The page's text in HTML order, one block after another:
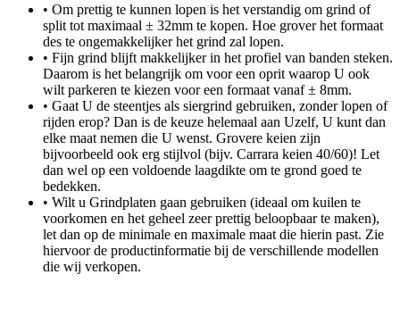
• Om prettig te kunnen lopen is het verstandig om grind of
split tot maximaal ± 32mm te kopen. Hoe grover het formaat
des te ongemakkelijker het grind zal lopen.
• Fijn grind blijft makkelijker in het profiel van banden steken.
Daarom is het belangrijk om voor een oprit waarop U ook
wilt parkeren te kiezen voor een formaat vanaf ± 8mm.
• Gaat U de steentjes als siergrind gebruiken, zonder lopen of
rijden erop? Dan is de keuze helemaal aan Uzelf, U kunt dan
elke maat nemen die U wenst. Grovere keien zijn
bijvoorbeeld ook erg stijlvol (bijv. Carrara keien 40/60)! Let
dan wel op een voldoende laagdikte om te grond goed te
bedekken.
• Wilt u Grindplaten gaan gebruiken (ideaal om kuilen te
voorkomen en het geheel zeer prettig beloopbaar te maken),
let dan op de minimale en maximale maat die hierin past. Zie
hiervoor de productinformatie bij de verschillende modellen
die wij verkopen.